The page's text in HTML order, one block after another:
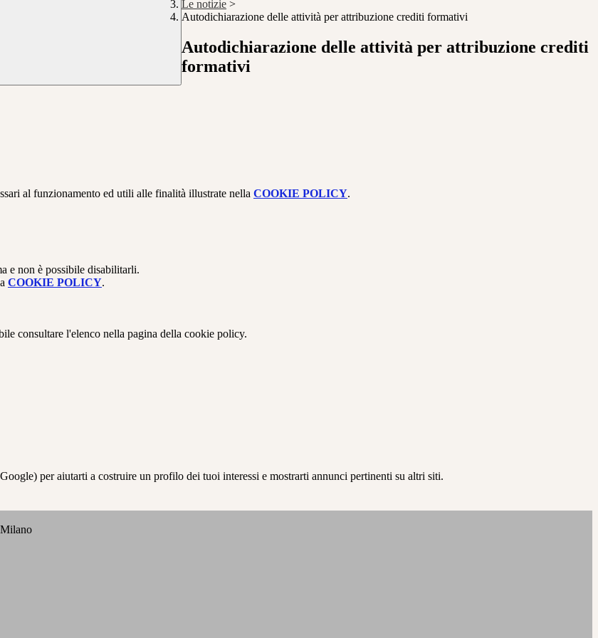
Le notizie >
Autodichiarazione delle attività per attribuzione crediti formativi
Autodichiarazione delle attività per attribuzione crediti
formativi
al funzionamento ed utili alle finalità illustrate nella COOKIE POLICY.
e non è possibile disabilitarli.
COOKIE POLICY.
consultare l'elenco nella pagina della cookie policy.
per aiutarti a costruire un profilo dei tuoi interessi e mostrarti annunci pertinenti su altri siti.